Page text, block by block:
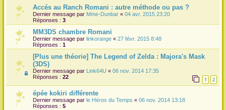
Accés au Ranch Romani : autre méthode ou pas ?
Dernier message par Mme-Dunbar « 04 avr. 2015 23:20
Réponses : 3
MM3DS chambre Romani
Dernier message par linkorange « 27 févr. 2015 8:48
Réponses : 1
[Plus une théorie] The Legend of Zelda : Majora's Mask
(3DS)
Dernier message par Link64U « 06 nov. 2014 17:35
Réponses : 22 1 2
épée kokiri différente
Dernier message par le Héros du Temps « 06 nov. 2014 13:18
Réponses : 5